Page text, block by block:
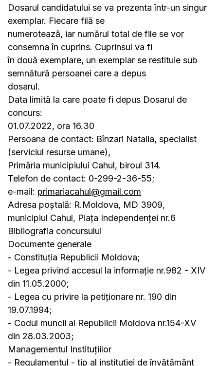
Dosarul candidatului se va prezenta într-un singur
exemplar. Fiecare filă se
numerotează, iar numărul total de file se vor
consemna în cuprins. Cuprinsul va fi
în două exemplare, un exemplar se restituie sub
semnătură persoanei care a depus
dosarul.
Data limită la care poate fi depus Dosarul de
concurs:
01.07.2022, ora 16.30
Persoana de contact: Bînzari Natalia, specialist
(serviciul resurse umane),
Primăria municipiului Cahul, biroul 314.
Telefon de contact: 0-299-2-36-55;
e-mail: primariacahul@gmail.com
Adresa poştală: R.Moldova, MD 3909,
municipiul Cahul, Piaţa Independenţei nr.6
Bibliografia concursului
Documente generale
- Constituția Republicii Moldova;
- Legea privind accesul la informație nr.982 - XIV
din 11.05.2000;
- Legea cu privire la petiționare nr. 190 din
19.07.1994;
- Codul muncii al Republicii Moldova nr.154-XV
din 28.03.2003;
Managementul Instituțiilor
- Regulamentul - tip al instituției de învățământ